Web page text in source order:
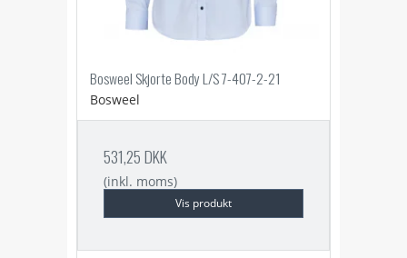
Bosweel Skjorte Body L/S 7-407-2-21
Bosweel
531,25 DKK
(inkl. moms)
Vis produkt